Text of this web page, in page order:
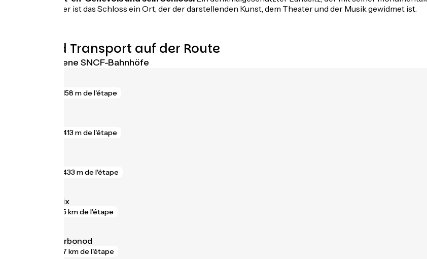
September ist das Schloss ein Ort, der der darstellenden Kunst, dem Theater und der Musik gewidmet ist.
Züge und Transport auf der Route
Nächstgelegene SNCF-Bahnhöfe
158 m de l'étape
413 m de l'étape
433 m de l'étape
Grésy-sur-Aix
5 km de l'étape
Seyssel - Corbonod
7 km de l'étape